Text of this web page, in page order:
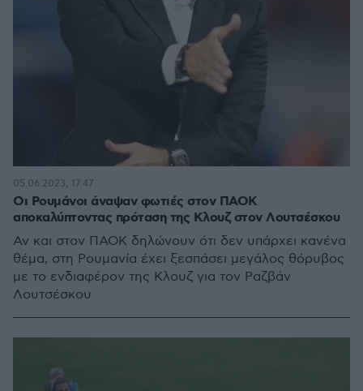
Οι Ρουμάνοι άναψαν φωτιές στον ΠΑΟΚ
αποκαλύπτοντας πρόταση της Κλουζ στον Λουτσέσκου
Αν και στον ΠΑΟΚ δηλώνουν ότι δεν υπάρχει κανένα
θέμα, στη Ρουμανία έχει ξεσπάσει μεγάλος θόρυβος
με το ενδιαφέρον της Κλουζ για τον Ραζβάν
Λουτσέσκου
05.06.2023, 17:47